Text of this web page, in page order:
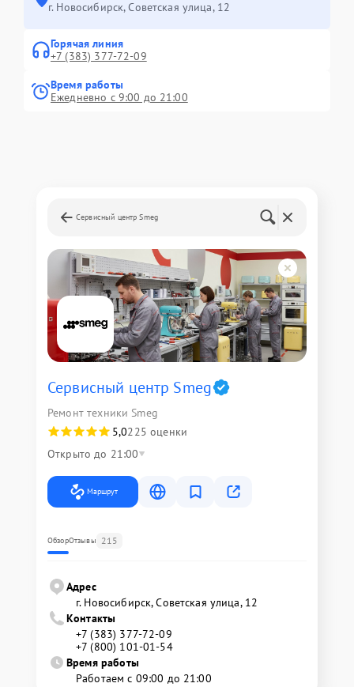
г. Новосибирск, Советская улица, 12
Горячая линия
+7 (383) 377-72-09
Время работы
Ежедневно с 9:00 до 21:00
Сервисный центр Smeg
Сервисный центр Smeg
Ремонт техники Smeg
5,0225 оценки
Открыто до 21:00
Маршрут
ОбзорОтзывы 215
Адрес
г. Новосибирск, Советская улица, 12
Контакты
+7 (383) 377-72-09
+7 (800) 101-01-54
Время работы
Работаем с 09:00 до 21:00